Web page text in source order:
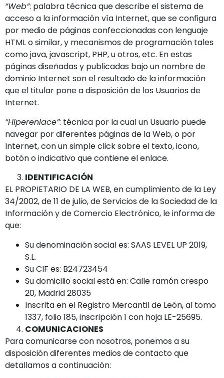
“Web”: palabra técnica que describe el sistema de
acceso a la información vía Internet, que se configura
por medio de páginas confeccionadas con lenguaje
HTML o similar, y mecanismos de programación tales
como java, javascript, PHP, u otros, etc. En estas
páginas diseñadas y publicadas bajo un nombre de
dominio Internet son el resultado de la información
que el titular pone a disposición de los Usuarios de
Internet.
“Hiperenlace”: técnica por la cual un Usuario puede
navegar por diferentes páginas de la Web, o por
Internet, con un simple click sobre el texto, icono,
botón o indicativo que contiene el enlace.
IDENTIFICACIÓN
EL PROPIETARIO DE LA WEB, en cumplimiento de la Ley
34/2002, de 11 de julio, de Servicios de la Sociedad de la
Información y de Comercio Electrónico, le informa de
que:
Su denominación social es: SAAS LEVEL UP 2019,
S.L.
Su CIF es: B24723454
Su domicilio social está en: Calle ramón crespo
20, Madrid 28035
Inscrita en el Registro Mercantil de León, al tomo
1337, folio 185, inscripción 1 con hoja LE-25695.
COMUNICACIONES
Para comunicarse con nosotros, ponemos a su
disposición diferentes medios de contacto que
detallamos a continuación: